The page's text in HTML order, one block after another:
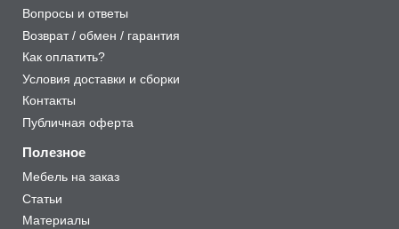
Вопросы и ответы
Возврат / обмен / гарантия
Как оплатить?
Условия доставки и сборки
Контакты
Публичная оферта
Полезное
Мебель на заказ
Статьи
Материалы